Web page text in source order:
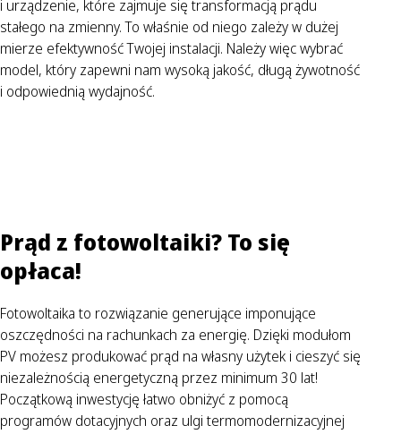
i urządzenie, które zajmuje się transformacją prądu
stałego na zmienny. To właśnie od niego zależy w dużej
mierze efektywność Twojej instalacji. Należy więc wybrać
model, który zapewni nam wysoką jakość, długą żywotność
i odpowiednią wydajność.
Prąd z fotowoltaiki? To się
opłaca!
Fotowoltaika to rozwiązanie generujące imponujące
oszczędności na rachunkach za energię. Dzięki modułom
PV możesz produkować prąd na własny użytek i cieszyć się
niezależnością energetyczną przez minimum 30 lat!
Początkową inwestycję łatwo obniżyć z pomocą
programów dotacyjnych oraz ulgi termomodernizacyjnej